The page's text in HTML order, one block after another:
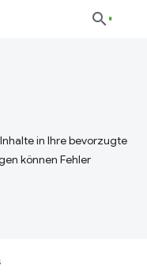
in Ihre bevorzugte
können Fehler